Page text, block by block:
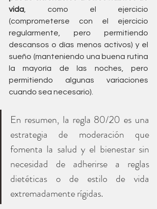
vida , como el ejercicio
(comprometerse con el ejercicio
regularmente, pero permitiendo
descansos o días menos activos) y el
sueño (manteniendo una buena rutina
la mayoría de las noches, pero
permitiendo algunas variaciones
cuando sea necesario).
En resumen, la regla 80/20 es una
estrategia de moderación que
fomenta la salud y el bienestar sin
necesidad de adherirse a reglas
dietéticas o de estilo de vida
extremadamente rígidas.